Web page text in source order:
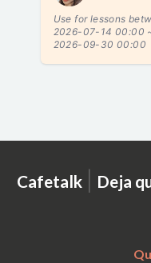
Use for lessons
2026-07-14 00:00
2026-09-30 00:00
Cafetalk | Deja